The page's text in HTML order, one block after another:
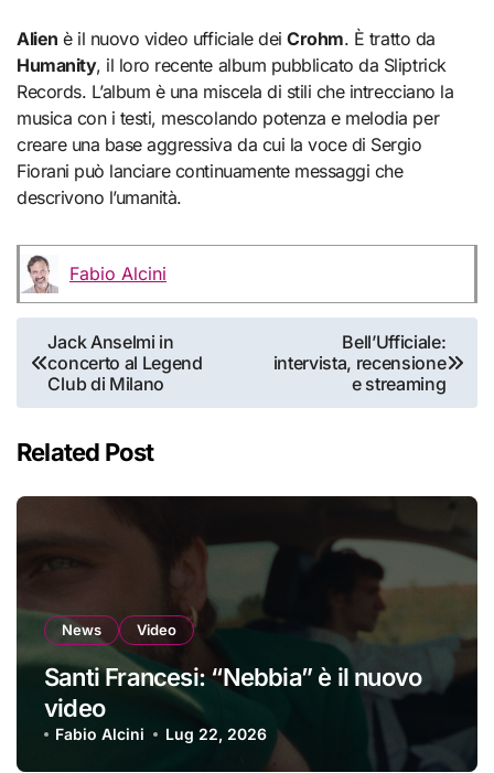
Alien è il nuovo video ufficiale deiCrohm. È tratto da
Humanity, il loro recente album pubblicato da Sliptrick
Records. L’album è una miscela di stili che intrecciano la
musica con i testi, mescolando potenza e melodia per
creare una base aggressiva da cui la voce di Sergio
Fiorani può lanciare continuamente messaggi che
descrivono l’umanità.
Fabio Alcini
Navigazione
articoli
Jack Anselmi in
concerto al Legend
Club di Milano
Bell’Ufficiale:
intervista, recensione
e streaming
Related Post
News Video
Santi Francesi: “Nebbia” è il nuovo
video
Fabio Alcini Lug 22, 2026